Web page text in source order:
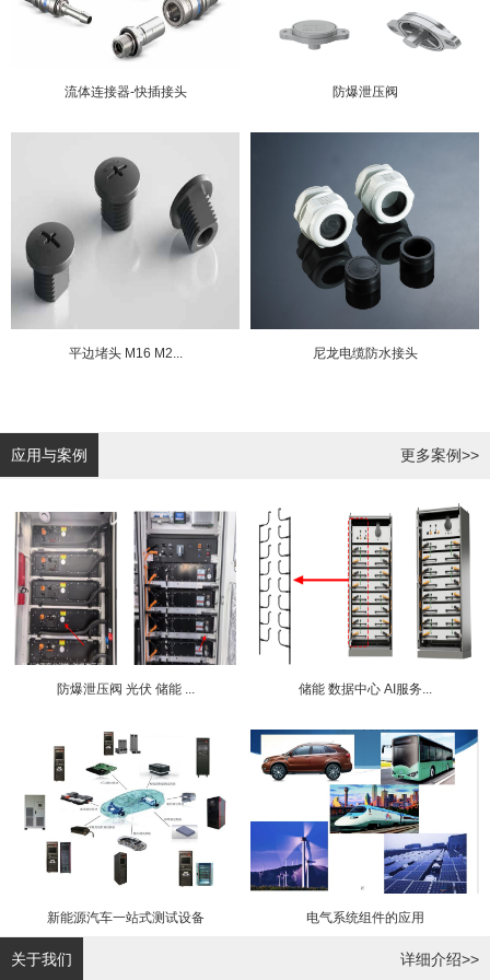
流体连接器-快插接头 防爆泄压阀
平边堵头 M16 M2... 尼龙电缆防水接头
更多案例>>
应用与案例
防爆泄压阀 光伏 储能 ... 储能 数据中心 AI服务...
新能源汽车一站式测试设备 电气系统组件的应用
详细介绍>>
关于我们